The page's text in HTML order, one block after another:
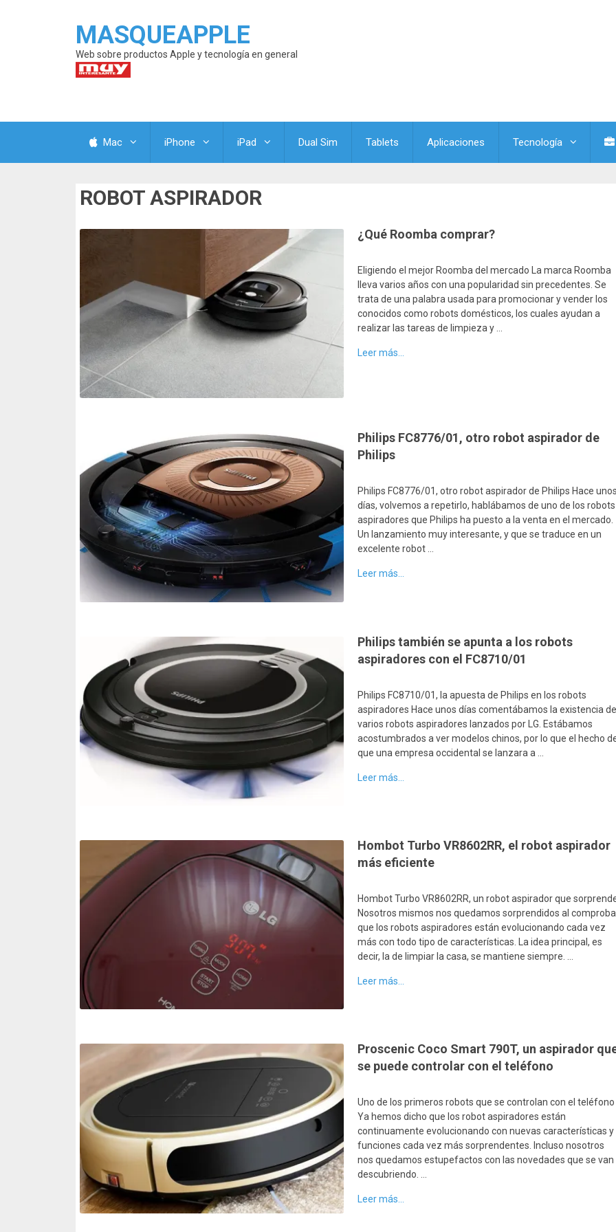
MASQUEAPPLE
Web sobre productos Apple y tecnología en general
Mac iPhone iPad Dual Sim Tablets Aplicaciones Tecnología
ROBOT ASPIRADOR
¿Qué Roomba comprar?
Eligiendo el mejor Roomba del mercado La marca Roomba
lleva varios años con una popularidad sin precedentes. Se
trata de una palabra usada para promocionar y vender los
conocidos como robots domésticos, los cuales ayudan a
realizar las tareas de limpieza y …
Leer más...
Philips FC8776/01, otro robot aspirador de
Philips
Philips FC8776/01, otro robot aspirador de Philips Hace
días, volvemos a repetirlo, hablábamos de uno de los robots
aspiradores que Philips ha puesto a la venta en el mercado.
Un lanzamiento muy interesante, y que se traduce en un
excelente robot …
Leer más...
Philips también se apunta a los robots
aspiradores con el FC8710/01
Philips FC8710/01, la apuesta de Philips en los robots
aspiradores Hace unos días comentábamos la existencia
varios robots aspiradores lanzados por LG. Estábamos
acostumbrados a ver modelos chinos, por lo que el hecho
que una empresa occidental se lanzara a …
Leer más...
Hombot Turbo VR8602RR, el robot aspirador
más eficiente
Hombot Turbo VR8602RR, un robot aspirador que
Nosotros mismos nos quedamos sorprendidos al
que los robots aspiradores están evolucionando cada vez
más con todo tipo de características. La idea principal, es
decir, la de limpiar la casa, se mantiene siempre. …
Leer más...
Proscenic Coco Smart 790T, un aspirador
se puede controlar con el teléfono
Uno de los primeros robots que se controlan con el teléfono
Ya hemos dicho que los robot aspiradores están
continuamente evolucionando con nuevas características y
funciones cada vez más sorprendentes. Incluso nosotros
nos quedamos estupefactos con las novedades que se van
descubriendo. …
Leer más...